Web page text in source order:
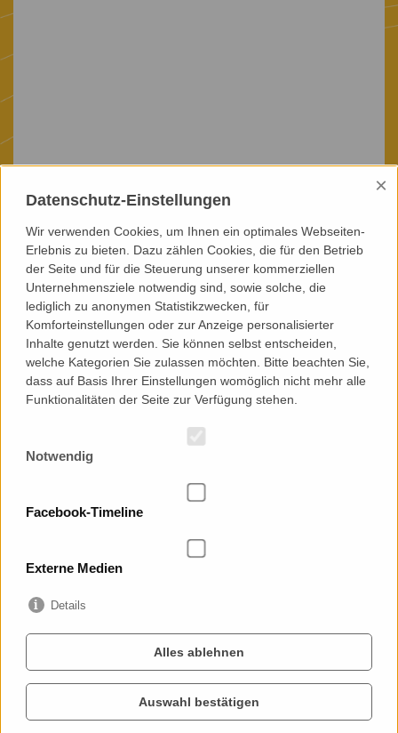
KONTAKT
Landesverband Sächsischer Jugendbildungswerke e.V.
Cossebauder Straße 5
01157 Dresden
E-Mail:
IMPRESSUM
AGB
Datenschutz-Einstellungen
×
Wir verwenden Cookies, um Ihnen ein optimales Webseiten-
Erlebnis zu bieten. Dazu zählen Cookies, die für den Betrieb
der Seite und für die Steuerung unserer kommerziellen
Unternehmensziele notwendig sind, sowie solche, die
lediglich zu anonymen Statistikzwecken, für
Komforteinstellungen oder zur Anzeige personalisierter
Inhalte genutzt werden. Sie können selbst entscheiden,
welche Kategorien Sie zulassen möchten. Bitte beachten Sie,
dass auf Basis Ihrer Einstellungen womöglich nicht mehr alle
Funktionalitäten der Seite zur Verfügung stehen.
Notwendig
Facebook-Timeline
Externe Medien
Details
Alles ablehnen
Auswahl bestätigen